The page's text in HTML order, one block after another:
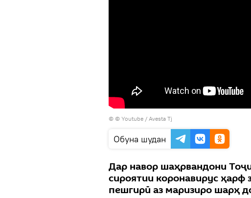
© © Youtube / Avesta Tj
Обуна шудан
Дар навор шаҳрвандони
сироятии коронавирус ҳарф
пешгирӣ аз маризиро шарҳ